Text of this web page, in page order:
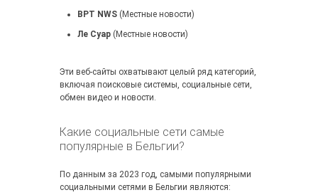
ВРТ NWS (Местные новости)
Ле Суар (Местные новости)
Эти веб-сайты охватывают целый ряд категорий,
включая поисковые системы, социальные сети,
обмен видео и новости.
Какие социальные сети самые
популярные в Бельгии?
По данным за 2023 год, самыми популярными
социальными сетями в Бельгии являются: